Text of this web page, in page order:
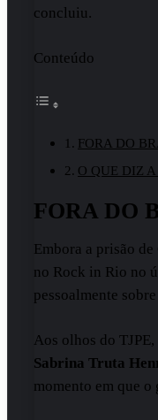
concluiu.
Conteúdo
FORA DO
O QUE DIZ
FORA DO
Embora a prisão
no Rock in Rio no
pessoalmente
Aos olhos do
Sabrina Truta
momento em que